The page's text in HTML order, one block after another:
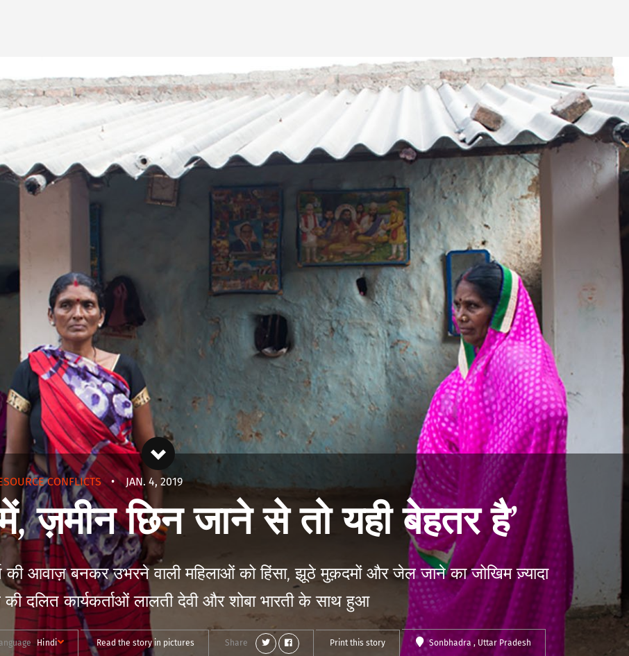
CONFLICTS • JAN. 4, 2019
ज़मीन छिन जाने से तो यही बेहतर है’
की आवाज़ बनकर उभरने वाली महिलाओं को हिंसा, झूठे मुक़दमों और जेल जाने का जोखिम ज़्यादा
दलित कार्यकर्ताओं लालती देवी और शोबा भारती के साथ हुआ
Hindi Read the story in pictures Share Print this story Sonbhadra, Uttar Pradesh